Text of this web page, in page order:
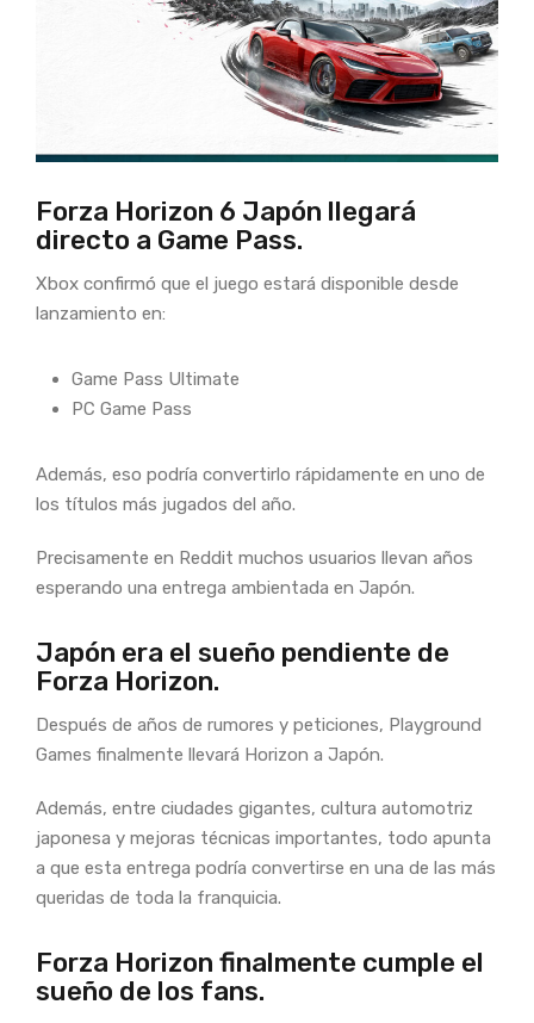
Forza Horizon 6 Japón llegará
directo a Game Pass.
Xbox confirmó que el juego estará disponible desde
lanzamiento en:
Game Pass Ultimate
PC Game Pass
Además, eso podría convertirlo rápidamente en uno de
los títulos más jugados del año.
Precisamente en Reddit muchos usuarios llevan años
esperando una entrega ambientada en Japón.
Japón era el sueño pendiente de
Forza Horizon.
Después de años de rumores y peticiones, Playground
Games finalmente llevará Horizon a Japón.
Además, entre ciudades gigantes, cultura automotriz
japonesa y mejoras técnicas importantes, todo apunta
a que esta entrega podría convertirse en una de las más
queridas de toda la franquicia.
Forza Horizon finalmente cumple el
sueño de los fans.